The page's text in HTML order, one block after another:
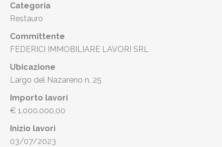
Categoria
Restauro
Committente
FEDERICI IMMOBILIARE LAVORI SRL
Ubicazione
Largo del Nazareno n. 25
Importo lavori
€ 1.000.000,00
Inizio lavori
03/07/2023